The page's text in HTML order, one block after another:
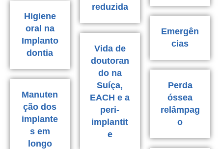
reduzida
Higiene
oral na
Implanto
dontia
Emergên
cias
Vida de
doutoran
do na
Suíça,
EACH e a
peri-
implantit
e
Perda
óssea
relâmpag
o
Manuten
ção dos
implante
s em
longo